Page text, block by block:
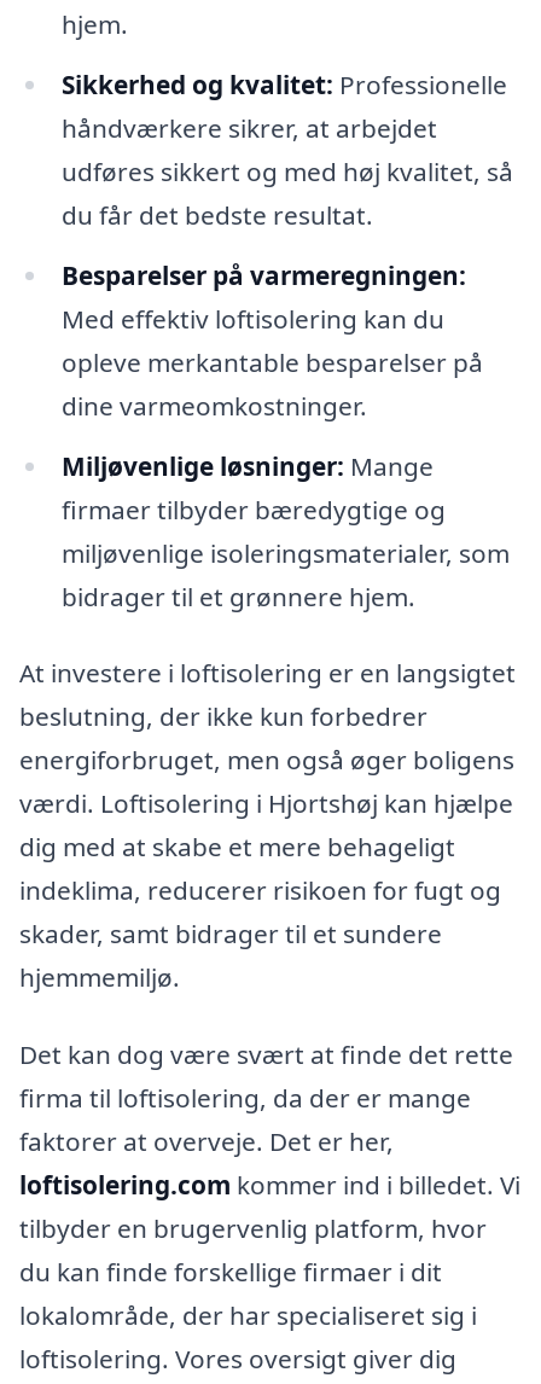
hjem.
Sikkerhed og kvalitet: Professionelle
håndværkere sikrer, at arbejdet
udføres sikkert og med høj kvalitet, så
du får det bedste resultat.
Besparelser på varmeregningen:
Med effektiv loftisolering kan du
opleve merkantable besparelser på
dine varmeomkostninger.
Miljøvenlige løsninger: Mange
firmaer tilbyder bæredygtige og
miljøvenlige isoleringsmaterialer, som
bidrager til et grønnere hjem.
At investere i loftisolering er en langsigtet
beslutning, der ikke kun forbedrer
energiforbruget, men også øger boligens
værdi. Loftisolering i Hjortshøj kan hjælpe
dig med at skabe et mere behageligt
indeklima, reducerer risikoen for fugt og
skader, samt bidrager til et sundere
hjemmemiljø.
Det kan dog være svært at finde det rette
firma til loftisolering, da der er mange
faktorer at overveje. Det er her,
loftisolering.com kommer ind i billedet. Vi
tilbyder en brugervenlig platform, hvor
du kan finde forskellige firmaer i dit
lokalområde, der har specialiseret sig i
loftisolering. Vores oversigt giver dig